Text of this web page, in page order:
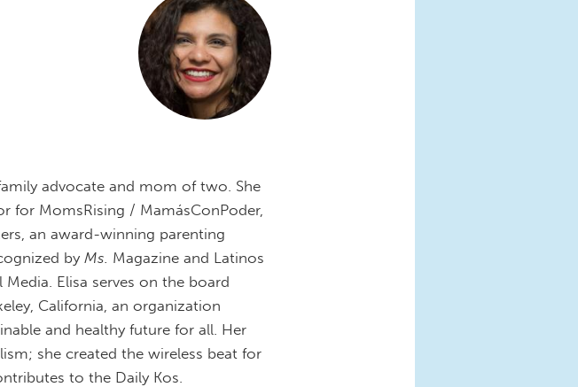
advocate and mom of two. She
for MomsRising / MamásConPoder,
an award-winning parenting
by Ms. Magazine and Latinos
Elisa serves on the board
California, an organization
and healthy future for all. Her
she created the wireless beat for
to the Daily Kos.